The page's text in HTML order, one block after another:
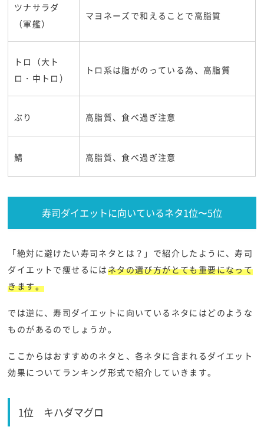
ツナサラダ
（軍艦）
マヨネーズで和えることで高脂質
トロ（大ト
ロ・中トロ）
トロ系は脂がのっている為、高脂質
ぶり 高脂質、食べ過ぎ注意
鯖 高脂質、食べ過ぎ注意
寿司ダイエットに向いているネタ1位〜5位
「絶対に避けたい寿司ネタとは？」で紹介したように、寿司
ダイエットで痩せるにはネタの選び方がとても重要になって
きます。
では逆に、寿司ダイエットに向いているネタにはどのような
ものがあるのでしょうか。
ここからはおすすめのネタと、各ネタに含まれるダイエット
効果についてランキング形式で紹介していきます。
1位 キハダマグロ